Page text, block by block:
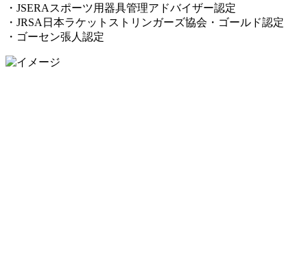
・JSERAスポーツ用器具管理アドバイザー認定
・JRSA日本ラケットストリンガーズ協会・ゴールド認定
・ゴーセン張人認定